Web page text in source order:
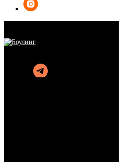
ПОДАРОЧНЫЕ СЕРТИФИКАТЫ